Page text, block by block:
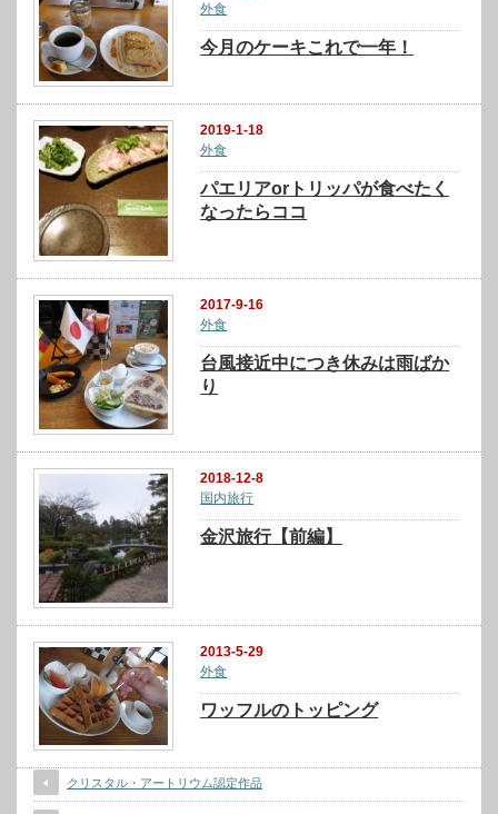
外食
今月のケーキこれで一年！
2019-1-18
外食
パエリアorトリッパが食べたく
なったらココ
2017-9-16
外食
台風接近中につき休みは雨ばか
り
2018-12-8
国内旅行
金沢旅行【前編】
2013-5-29
外食
ワッフルのトッピング
クリスタル・アートリウム認定作品